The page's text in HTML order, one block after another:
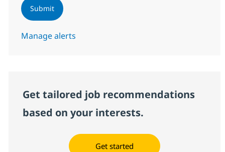
Submit
Manage alerts
Get tailored job recommendations
based on your interests.
Get started